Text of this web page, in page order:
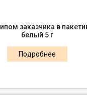
заказчика в
белый 5 г